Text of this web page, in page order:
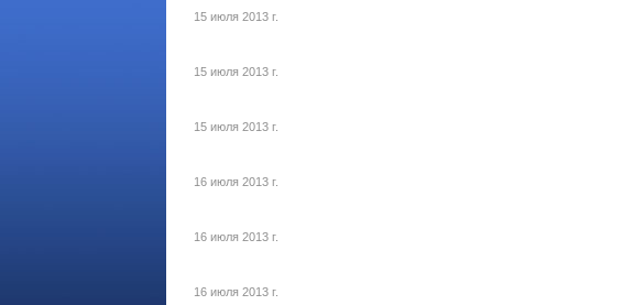
15 июля 2013 г.
15 июля 2013 г.
15 июля 2013 г.
16 июля 2013 г.
16 июля 2013 г.
16 июля 2013 г.